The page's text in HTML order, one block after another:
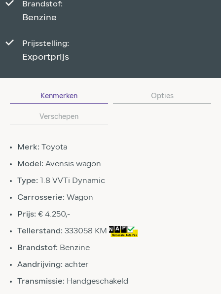
Brandstof:
Benzine
Prijsstelling:
Exportprijs
Kenmerken Opties
Verschepen
Merk: Toyota
Model: Avensis wagon
Type: 1.8 VVTi Dynamic
Carrosserie: Wagon
Prijs: € 4.250,-
Tellerstand: 333058 KM
Brandstof: Benzine
Aandrijving: achter
Transmissie: Handgeschakeld